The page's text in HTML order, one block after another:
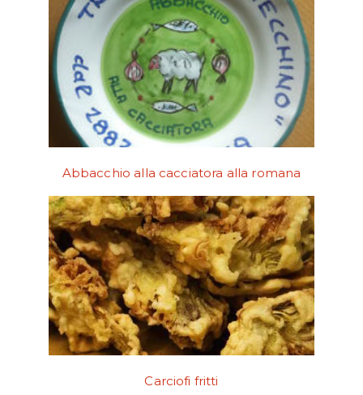
Abbacchio alla cacciatora alla romana
Carciofi fritti